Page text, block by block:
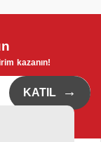
kazanın!
KATIL →